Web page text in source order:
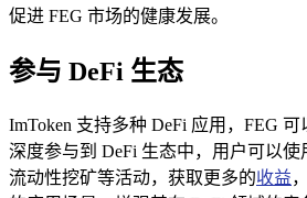
促进 FEG 市场的健康发展。
参与 DeFi 生态
ImToken 支持多种 DeFi 应用，FEG
深度参与到 DeFi 生态中，用户可以使
流动性挖矿等活动，获取更多的收益